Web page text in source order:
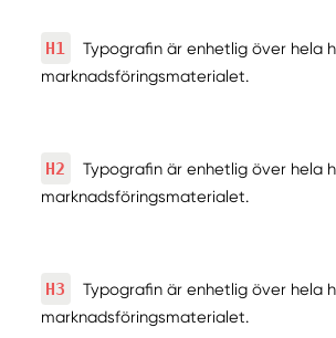
H1
Typografin är enhetlig över hela
marknadsföringsmaterialet.
H2
Typografin är enhetlig över hela
marknadsföringsmaterialet.
H3
Typografin är enhetlig över hela
marknadsföringsmaterialet.